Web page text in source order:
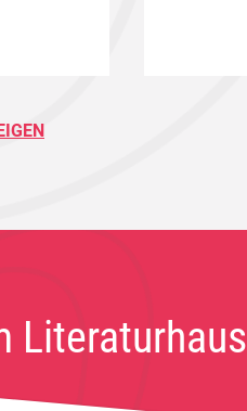
Literaturhaus